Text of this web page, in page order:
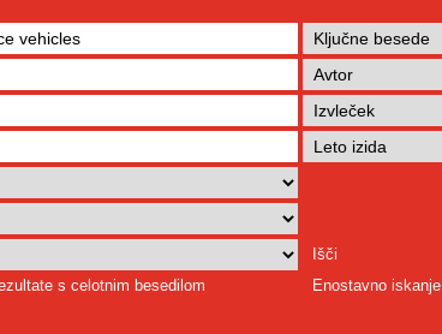
Išči
s celotnim besedilom
Enostavno iskanje